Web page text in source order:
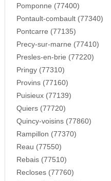
Pomponne (77400)
Pontault-combault (77340)
Pontcarre (77135)
Precy-sur-marne (77410)
Presles-en-brie (77220)
Pringy (77310)
Provins (77160)
Puisieux (77139)
Quiers (77720)
Quincy-voisins (77860)
Rampillon (77370)
Reau (77550)
Rebais (77510)
Recloses (77760)